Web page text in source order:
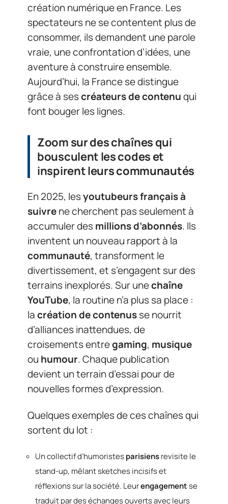
création numérique en France. Les
spectateurs ne se contentent plus de
consommer, ils demandent une parole
vraie, une confrontation d’idées, une
aventure à construire ensemble.
Aujourd’hui, la France se distingue
grâce à sescréateurs de contenuqui
font bouger les lignes.
Zoom sur des chaînes qui
bousculent les codes et
inspirent leurs communautés
En 2025, lesyoutubeurs français à
suivrene cherchent pas seulement à
accumuler desmillions d’abonnés. Ils
inventent un nouveau rapport à la
communauté, transforment le
divertissement, et s’engagent sur des
terrains inexplorés. Sur unechaîne
YouTube, la routine n’a plus sa place :
lacréation de contenusse nourrit
d’alliances inattendues, de
croisements entregaming, musique
ou humour. Chaque publication
devient un terrain d’essai pour de
nouvelles formes d’expression.
Quelques exemples de ces chaînes qui
sortent du lot :
Un collectif d’humoristesparisiensrevisite le
stand-up, mêlant sketches incisifs et
réflexions sur la société. Leurengagementse
traduit par des échanges ouverts avec leurs